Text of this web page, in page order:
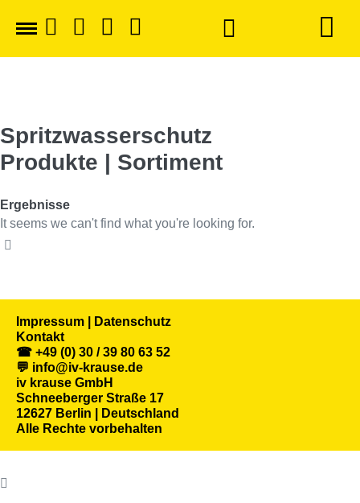
Spritzwasserschutz
Produkte | Sortiment
Ergebnisse
It seems we can't find what you're looking for.
Impressum | Datenschutz
Kontakt
☎ +49 (0) 30 / 39 80 63 52
💬 info@iv-krause.de
iv krause GmbH
Schneeberger Straße 17
12627 Berlin | Deutschland
Alle Rechte vorbehalten